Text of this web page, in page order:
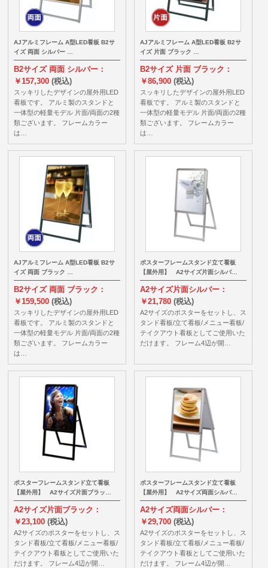
AJアルミフレーム A型LED看板 B2サ
イズ 両面 シルバー …
B2サイズ 両面 シルバー：
￥157,300(税込)
スッキリしたデザインの屋外用LED
看板です。 アルミ製のスタンドと
一体型の軽量モデル 片面/両面の2種
類ございます。 フレームカラー
は…
AJアルミフレーム A型LED看板 B2サ
イズ 片面 ブラック …
B2サイズ 片面 ブラック：
￥86,900 (税込)
スッキリしたデザインの屋外用LED
看板です。 アルミ製のスタンドと
一体型の軽量モデル 片面/両面の2種
類ございます。 フレームカラー
は…
AJアルミフレーム A型LED看板 B2サ
イズ 両面 ブラック …
B2サイズ 両面 ブラック：
￥159,500(税込)
スッキリしたデザインの屋外用LED
看板です。 アルミ製のスタンドと
一体型の軽量モデル 片面/両面の2種
類ございます。 フレームカラー
は…
ポスターフレームスタンド立て看板
【屋外用】 A2サイズ片面シルバ…
A2サイズ片面シルバー：
￥21,780 (税込)
A2サイズのポスターをセットし、ス
タンド看板/立て看板/メニュー看板/
テイクアウト看板としてご使用いた
だけます。 フレーム4辺が開…
ポスターフレームスタンド立て看板
【屋外用】 A2サイズ片面ブラッ…
A2サイズ片面ブラック：
￥23,100(税込)
A2サイズのポスターをセットし、ス
タンド看板/立て看板/メニュー看板/
テイクアウト看板としてご使用いた
だけます。 フレーム4辺が開…
ポスターフレームスタンド立て看板
【屋外用】 A2サイズ両面シルバ…
A2サイズ両面シルバー：
￥29,700 (税込)
A2サイズのポスターをセットし、ス
タンド看板/立て看板/メニュー看板/
テイクアウト看板としてご使用いた
だけます。 フレーム4辺が開…